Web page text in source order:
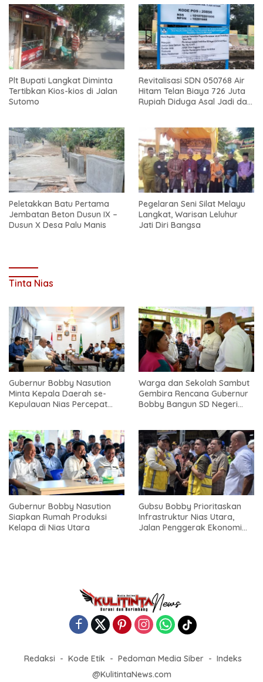
Plt Bupati Langkat Diminta
Tertibkan Kios-kios di Jalan
Sutomo
Revitalisasi SDN 050768 Air
Hitam Telan Biaya 726 Juta
Rupiah Diduga Asal Jadi dan
Peletakkan Batu Pertama
Jembatan Beton Dusun IX –
Dusun X Desa Palu Manis
Pegelaran Seni Silat Melayu
Langkat, Warisan Leluhur
Jati Diri Bangsa
Tinta Nias
Gubernur Bobby Nasution
Minta Kepala Daerah se-
Kepulauan Nias Percepat
Warga dan Sekolah Sambut
Gembira Rencana Gubernur
Bobby Bangun SD Negeri
Gubernur Bobby Nasution
Siapkan Rumah Produksi
Kelapa di Nias Utara
Gubsu Bobby Prioritaskan
Infrastruktur Nias Utara,
Jalan Penggerak Ekonomi
Redaksi Kode Etik Pedoman Media Siber
Indeks
@KulitintaNews.com